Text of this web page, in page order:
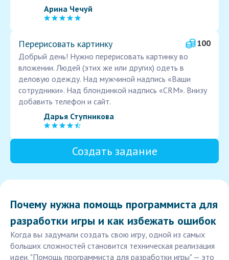
Арина Чечуй
Перерисовать картинку
100
Добрый день! Нужно перерисовать картинку во
вложении. Людей (этих же или других) одеть в
деловую одежду. Над мужчиной надпись «Ваши
сотрудники». Над блондинкой надпись «CRM». Внизу
добавить телефон и сайт.
Дарья Ступникова
Создать задание
Почему нужна помощь программиста для
разработки игры и как избежать ошибок
Когда вы задумали создать свою игру, одной из самых
больших сложностей становится техническая реализация
идеи. "Помощь программиста для разработки игры" — это